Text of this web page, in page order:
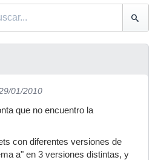
01/2010
que no encuentro la
con diferentes versiones de
a" en 3 versiones distintas, y